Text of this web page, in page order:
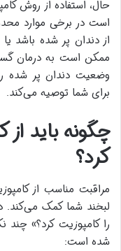
حال، استفاده از روش
است در برخی موارد
از دندان پر شده باشد
ممکن است به درمان
وضعیت دندان پر شده
برای شما توصیه می‌کند.
چگونه باید
کرد؟
مراقبت مناسب از
لبخند شما کمک می‌کند.
را کامپوزیت کرد؟» چند
شده است: